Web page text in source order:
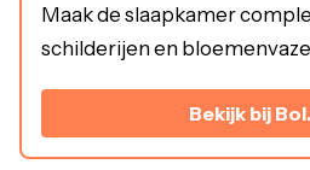
Maak de slaapkamer
schilderijen en
Bekijk bij